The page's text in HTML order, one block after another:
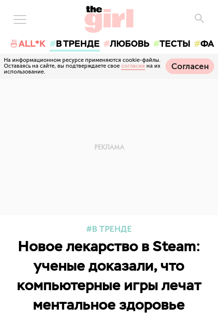
🍜ALL*K В ТРЕНДЕ ЛЮБОВЬ ТЕСТЫ
На информационном ресурсе применяются cookie-файлы.
Оставаясь на сайте, вы подтверждаете свое согласие на их
использование.
Согласен
В ТРЕНДЕ
Новое лекарство в Steam:
ученые доказали, что
компьютерные игры лечат
ментальное здоровье